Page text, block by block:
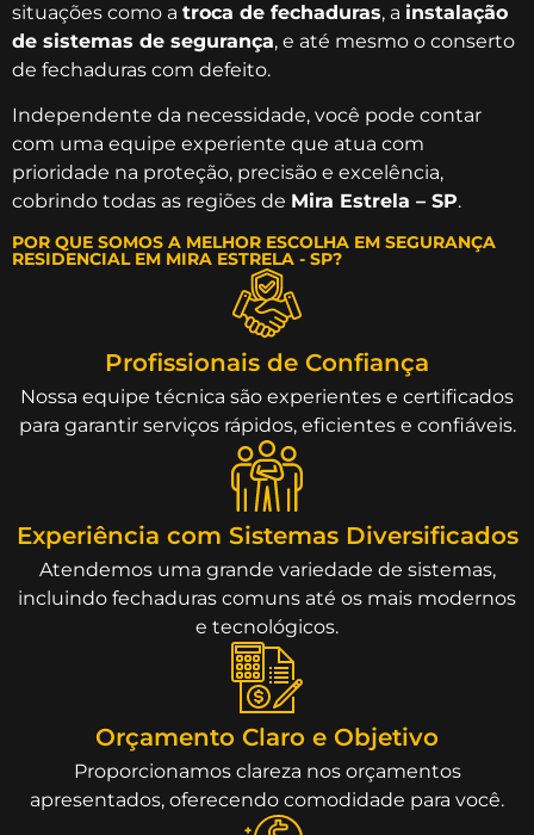
situações como a troca de fechaduras, a instalação
de sistemas de segurança, e até mesmo o conserto
de fechaduras com defeito.
Independente da necessidade, você pode contar
com uma equipe experiente que atua com
prioridade na proteção, precisão e excelência,
cobrindo todas as regiões de Mira Estrela – SP.
POR QUE SOMOS A MELHOR ESCOLHA EM SEGURANÇA
RESIDENCIAL EM MIRA ESTRELA - SP?
Profissionais de Confiança
Nossa equipe técnica são experientes e certificados
para garantir serviços rápidos, eficientes e confiáveis.
Experiência com Sistemas Diversificados
Atendemos uma grande variedade de sistemas,
incluindo fechaduras comuns até os mais modernos
e tecnológicos.
Orçamento Claro e Objetivo
Proporcionamos clareza nos orçamentos
apresentados, oferecendo comodidade para você.